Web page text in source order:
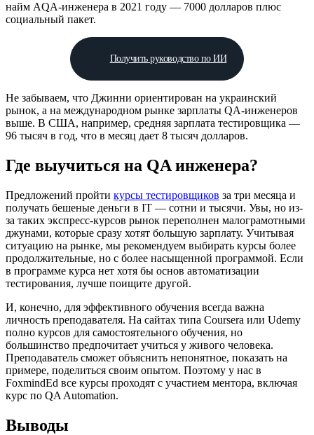
найм AQA-инженера в 2021 году — 7000 долларов плюс
социальный пакет.
Получить руководство по ИИ
Не забываем, что Джинни ориентирован на украинский
рынок, а на международном рынке зарплаты QA-инженеров
выше. В США, например, средняя зарплата тестировщика —
96 тысяч в год, что в месяц дает 8 тысяч долларов.
Где выучиться на QA инженера?
Предложений пройти курсы тестировщиков за три месяца и
получать бешеные деньги в IT — сотни и тысячи. Увы, но из-
за таких экспресс-курсов рынок переполнен малограмотными
джунами, которые сразу хотят большую зарплату. Учитывая
ситуацию на рынке, мы рекомендуем выбирать курсы более
продолжительные, но с более насыщенной программой. Если
в программе курса нет хотя бы основ автоматизации
тестирования, лучше поищите другой.
И, конечно, для эффективного обучения всегда важна
личность преподавателя. На сайтах типа Coursera или Udemy
полно курсов для самостоятельного обучения, но
большинство предпочитает учиться у живого человека.
Преподаватель сможет объяснить непонятное, показать на
примере, поделиться своим опытом. Поэтому у нас в
FoxmindEd все курсы проходят с участием ментора, включая
курс по QA Automation.
Выводы